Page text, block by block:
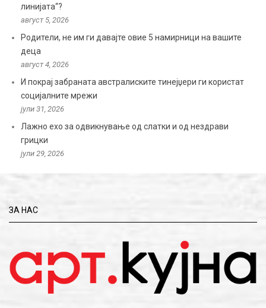
линијата“?
август 5, 2026
Родители, не им ги давајте овие 5 намирници на вашите
деца
август 4, 2026
И покрај забраната австралиските тинејџери ги користат
социјалните мрежи
јули 31, 2026
Лажно ехо за одвикнување од слатки и од нездрави
грицки
јули 29, 2026
ЗА НАС